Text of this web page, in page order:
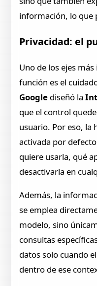
información, lo que
Privacidad: el
Uno de los ejes
función es el
Google diseñó la
que el control
usuario. Por eso, la
activada por
quiere usarla, qué
desactivarla en
Además, la
se emplea
modelo, sino
consultas
datos solo cuando
dentro de ese